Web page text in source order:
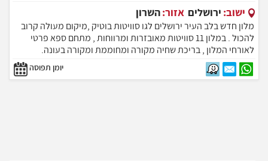
ישוב: ירושלים אזור:השרון
מלון חדש בלב העיר ירושלים לגו סוויטות בוטיק ,מיקום מעולה קרוב
להכול . במלון 11 סוויטות מאובזרות ומרווחות , מתחם ספא פרטי
לאורחי המלון , בריכת שחיה מקורה ומחוממת ומקורה בעונה.
סוויטות פרטיות עם גקוזי פרטי פרטיות מוחלטת !! המתחם נמצא
קרוב למגוון אטרקציות ירושלמיות.
יומן תפוסה